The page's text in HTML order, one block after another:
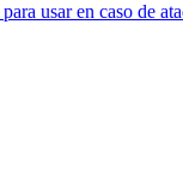
usar en caso de